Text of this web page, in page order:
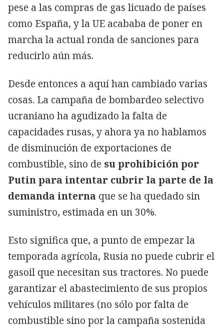
pese a las compras de gas licuado de países
como España, y la UE acababa de poner en
marcha la actual ronda de sanciones para
reducirlo aún más.
Desde entonces a aquí han cambiado varias
cosas. La campaña de bombardeo selectivo
ucraniano ha agudizado la falta de
capacidades rusas, y ahora ya no hablamos
de disminución de exportaciones de
combustible, sino de su prohibición por
Putin para intentar cubrir la parte de la
demanda interna que se ha quedado sin
suministro, estimada en un 30%.
Esto significa que, a punto de empezar la
temporada agrícola, Rusia no puede cubrir el
gasoil que necesitan sus tractores. No puede
garantizar el abastecimiento de sus propios
vehículos militares (no sólo por falta de
combustible sino por la campaña sostenida